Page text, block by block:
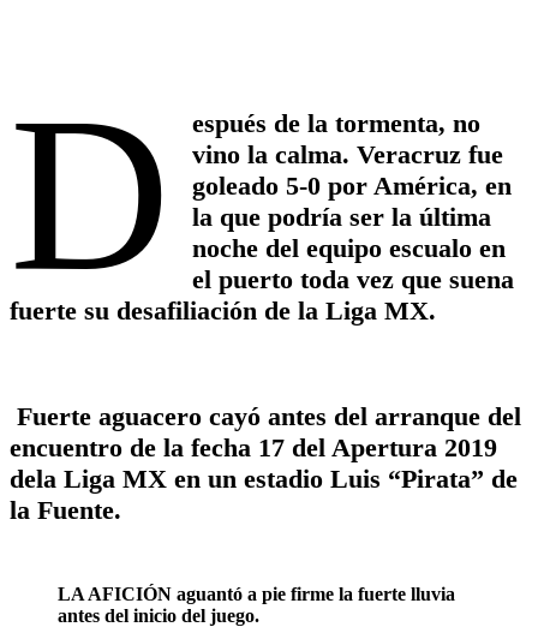
D
espués de la tormenta, no
vino la calma. Veracruz fue
goleado 5-0 por América, en
la que podría ser la última
noche del equipo escualo en
el puerto toda vez que suena
fuerte su desafiliación de la Liga MX.
Fuerte aguacero cayó antes del arranque del
encuentro de la fecha 17 del Apertura 2019
dela Liga MX en un estadio Luis “Pirata” de
la Fuente.
LA AFICIÓN aguantó a pie firme la fuerte lluvia
antes del inicio del juego.